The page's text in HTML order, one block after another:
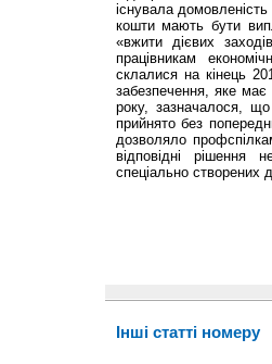
існувала
кошти мають бути
«вжити дієвих
працівникам
склалися на кінець
забезпечення, яке
року, зазначалося,
прийнято без
дозволяло
відповідні
спеціально створених
Інші статті номеру